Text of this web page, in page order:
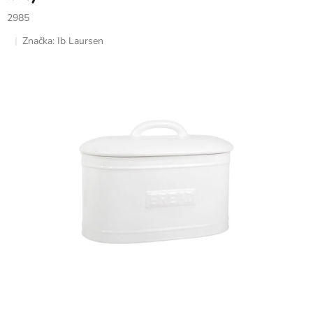
2985
Značka: Ib Laursen